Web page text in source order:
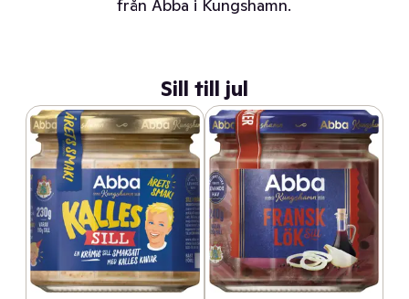
från Abba i Kungshamn.
Sill till jul